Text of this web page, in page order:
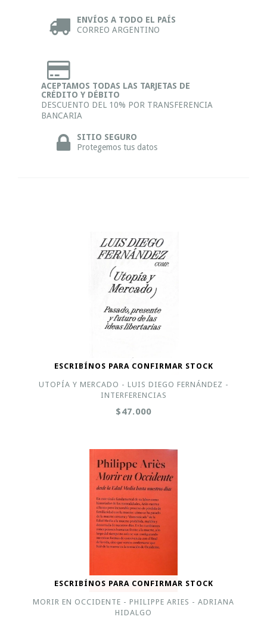
ENVÍOS A TODO EL PAÍS
CORREO ARGENTINO
ACEPTAMOS TODAS LAS TARJETAS DE
CRÉDITO Y DÉBITO
DESCUENTO DEL 10% POR TRANSFERENCIA
BANCARIA
SITIO SEGURO
Protegemos tus datos
ESCRIBÍNOS PARA CONFIRMAR STOCK
UTOPÍA Y MERCADO - LUIS DIEGO FERNÁNDEZ -
INTERFERENCIAS
$47.000
ESCRIBÍNOS PARA CONFIRMAR STOCK
MORIR EN OCCIDENTE - PHILIPPE ARIES - ADRIANA
HIDALGO